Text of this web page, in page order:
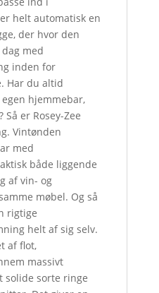
helt automatisk en
der hvor den
med
inden for
Har du altid
hjemmebar,
er Rosey-Zee
Vintønden
med
både liggende
af vin- og
møbel. Og så
rigtige
helt af sig selv.
af flot,
massivt
solide sorte ringe